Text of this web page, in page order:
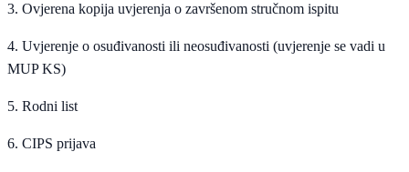
3. Ovjerena kopija uvjerenja o završenom stručnom ispitu
4. Uvjerenje o osuđivanosti ili neosuđivanosti (uvjerenje se vadi u
MUP KS)
5. Rodni list
6. CIPS prijava